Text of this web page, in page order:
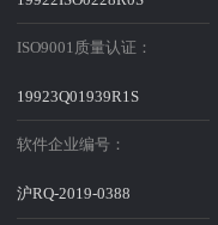
ISO9001质量认证：
19923Q01939R1S
软件企业编号：
沪RQ-2019-0388